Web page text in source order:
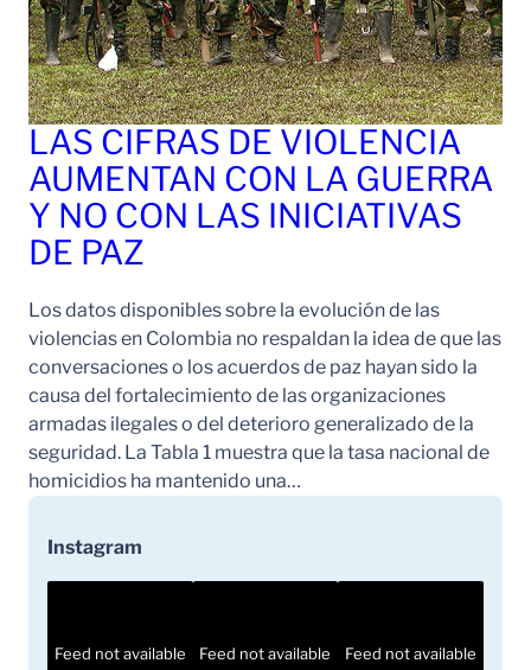
LAS CIFRAS DE VIOLENCIA
AUMENTAN CON LA GUERRA
Y NO CON LAS INICIATIVAS
DE PAZ
Los datos disponibles sobre la evolución de las
violencias en Colombia no respaldan la idea de que las
conversaciones o los acuerdos de paz hayan sido la
causa del fortalecimiento de las organizaciones
armadas ilegales o del deterioro generalizado de la
seguridad. La Tabla 1 muestra que la tasa nacional de
homicidios ha mantenido una…
Instagram
Feed not available Feed not available Feed not available